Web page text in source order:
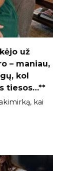
už
– maniau,
kol
tiesos…**
kai